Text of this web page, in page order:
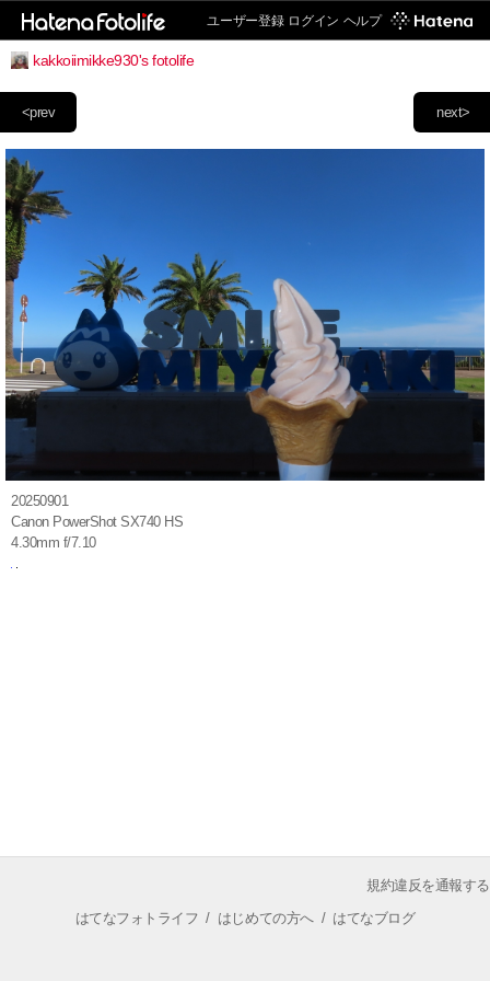
ユーザー登録 ログイン ヘルプ
kakkoiimikke930's fotolife
next>
<prev
20250901
Canon PowerShot SX740 HS
4.30mm f/7.10
規約違反を通報する
はてなフォトライフ / はじめての方へ/ はてなブログ